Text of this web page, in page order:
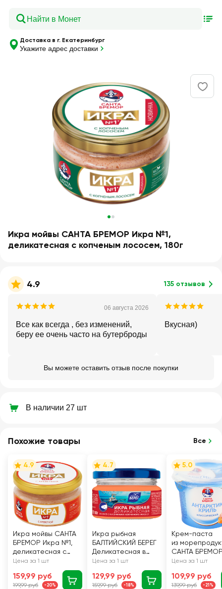
Доставка в г. Екатеринбург
Укажите адрес доставки
Икра мойвы САНТА БРЕМОР Икра №1,
деликатесная с копченым лососем, 180г
4.9 135 отзывов
06 августа 2026
Все как всегда , без изменений,
беру ее очень часто на бутерброды
Вкусная)
Вы можете оставить отзыв после покупки
В наличии 27 шт
Похожие товары Все
4.9
Икра мойвы САНТА
БРЕМОР Икра №1,
деликатесная с
креветкой, 180г
Цена за 1 шт
159,99 руб
199,99 руб -20%
4.7
Икра рыбная
БАЛТИЙСКИЙ БЕРЕГ
Деликатесная в
соусе с кусочками
копченого лосося,
180г
Цена за 1 шт
129,99 руб
159,99 руб -18%
5.0
Крем-паста
из
САНТА
Антарктик-
й, 150г
Цена за 1 шт
109,99 руб
139,99 руб -21%